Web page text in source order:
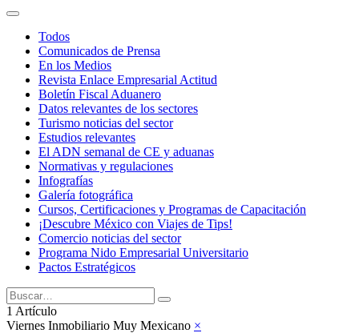
Todos
Comunicados de Prensa
En los Medios
Revista Enlace Empresarial Actitud
Boletín Fiscal Aduanero
Datos relevantes de los sectores
Turismo noticias del sector
Estudios relevantes
El ADN semanal de CE y aduanas
Normativas y regulaciones
Infografías
Galería fotográfica
Cursos, Certificaciones y Programas de Capacitación
¡Descubre México con Viajes de Tips!
Comercio noticias del sector
Programa Nido Empresarial Universitario
Pactos Estratégicos
1 Artículo
Viernes Inmobiliario Muy Mexicano ×